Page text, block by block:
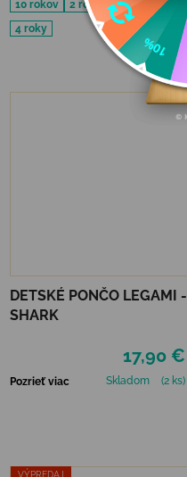
10 rokov
2 roky
4 roky
DETSKÉ PONČO LEGAMI -
SHARK
17,90 €
Pozrieť viac Skladom (2 ks)
VÝPREDAJ